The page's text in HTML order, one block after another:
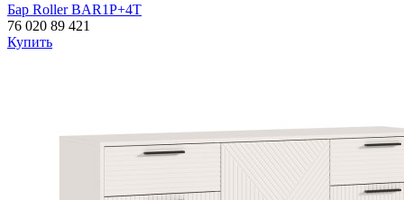
Бар Roller BAR1P+4T
76 020 89 421
Купить